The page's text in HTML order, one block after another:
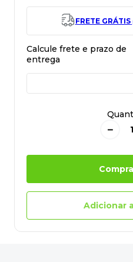
FRETE GRÁTIS
－
Adicionar